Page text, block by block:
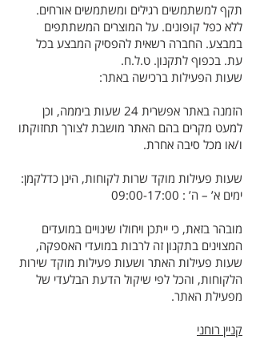
תקף למשתמשים רגילים ומשתמשים אורחים.
ללא כפל קופונים. על המוצרים המשתתפים
במבצע. החברה רשאית להפסיק המבצע בכל
עת. בכפוף לתקנון. ט.ל.ח.
שעות הפעילות ברכישה באתר:
הזמנה באתר אפשרית 24 שעות ביממה, וכן
למעט מקרים בהם האתר מושבת לצורך תחזוקתו
ו/או מכל סיבה אחרת.
שעות פעילות מוקד שרות לקוחות, הינן כדלקמן:
ימים א’ – ה’ : 09:00-17:00
מובהר בזאת, כי ייתכן ויחולו שינויים במועדים
המצוינים בתקנון זה לרבות במועדי האספקה,
שעות פעילות האתר ושעות פעילות מוקד שירות
הלקוחות, והכל לפי שיקול הדעת הבלעדי של
מפעילת האתר.
קניין רוחני